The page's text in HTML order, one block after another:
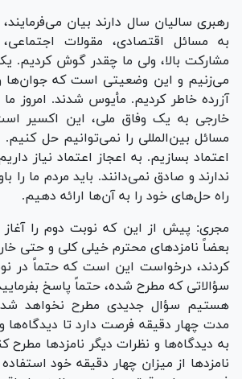
رهبری سالیان سال دارند بیان
به مسائل اقتصادی، مقولات
مشارکت بالا، ولی ما چقدر گوش کردیم.
می‌زنیم و این وضعیتی است که جوان‌ها و
آزرده خاطر کردیم. مأیوس شدند. امروز ما
خارجی به یک وفاق ملی، این اکسیر
مسائل بین‌المللی را نمی‌توانیم حل کنیم.
اعتماد بسازیم. به اعجاز اعتماد نیاز
ندارند و صادق نمی‌دانند. باید مردم ما را
راه حل‌های خود را به آن‌ها ارائه دهیم.
مجری: پیش از این که نوبت دوم را آغاز
بعضاً نامزد‌های محترم خیلی کلی و حتی
کردند، درخواست این است که حتماً در
سؤالاتی که مطرح شده، حتماً پاسخ
هستیم سؤال جدیدی مطرح نخواهد شد،
مدت چهار دقیقه فرصت دارد تا دیدگاه‌ها
به دیدگاه‌ها و نظرات دیگر نامزد‌ها
نامزد‌ها از میزان چهار دقیقه خود